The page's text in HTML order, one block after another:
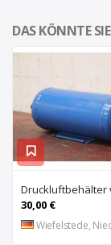
DAS KÖNNTE
30,00 €
Wiefelstede,